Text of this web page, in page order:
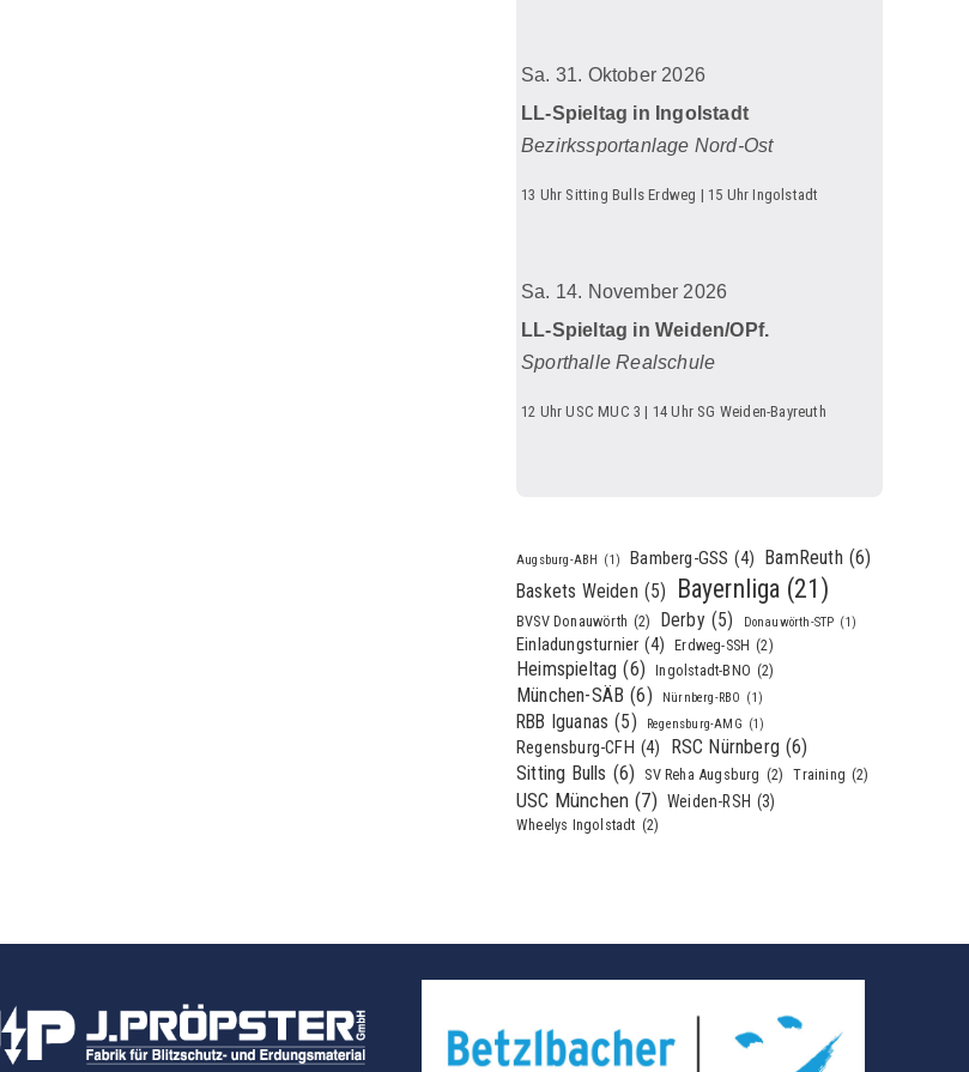
Sa. 31. Oktober 2026
LL-Spieltag in Ingolstadt
Bezirkssportanlage Nord-Ost
13 Uhr Sitting Bulls Erdweg | 15 Uhr Ingolstadt
Sa. 14. November 2026
LL-Spieltag in Weiden/OPf.
Sporthalle Realschule
12 Uhr USC MUC 3 | 14 Uhr SG Weiden-Bayreuth
Augsburg-ABH (1) Bamberg-GSS (4) BamReuth (6)
Baskets Weiden (5) Bayernliga (21)
BVSV Donauwörth (2) Derby (5) Donauwörth-STP (1)
Einladungsturnier (4) Erdweg-SSH (2)
Heimspieltag (6) Ingolstadt-BNO (2)
München-SÄB (6) Nürnberg-RBO (1)
RBB Iguanas (5) Regensburg-AMG (1)
Regensburg-CFH (4) RSC Nürnberg (6)
Sitting Bulls (6) SV Reha Augsburg (2) Training (2)
USC München (7) Weiden-RSH (3)
Wheelys Ingolstadt (2)